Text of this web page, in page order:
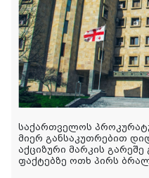
საქართველოს
მიერ განსაკუთრებით
აქციზური მარკის გარეშე
ფაქტებზე ოთხ პირს